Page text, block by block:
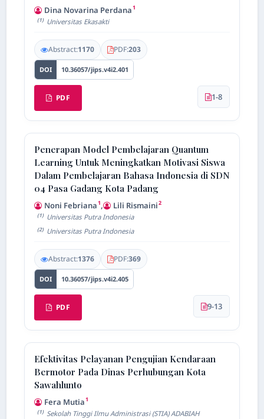
Dina Novarina Perdana1
(1) Universitas Ekasakti
Abstract:1170 PDF:203
DOI 10.36057/jips.v4i2.401
PDF 1-8
Penerapan Model Pembelajaran Quantum
Learning Untuk Meningkatkan Motivasi Siswa
Dalam Pembelajaran Bahasa Indonesia di SDN
04 Pasa Gadang Kota Padang
Noni Febriana1, Lili Rismaini2
(1) Universitas Putra Indonesia
(2) Universitas Putra Indonesia
Abstract:1376 PDF:369
DOI 10.36057/jips.v4i2.405
PDF 9-13
Efektivitas Pelayanan Pengujian Kendaraan
Bermotor Pada Dinas Perhubungan Kota
Sawahlunto
Fera Mutia1
(1) Sekolah Tinggi Ilmu Administrasi (STIA) ADABIAH